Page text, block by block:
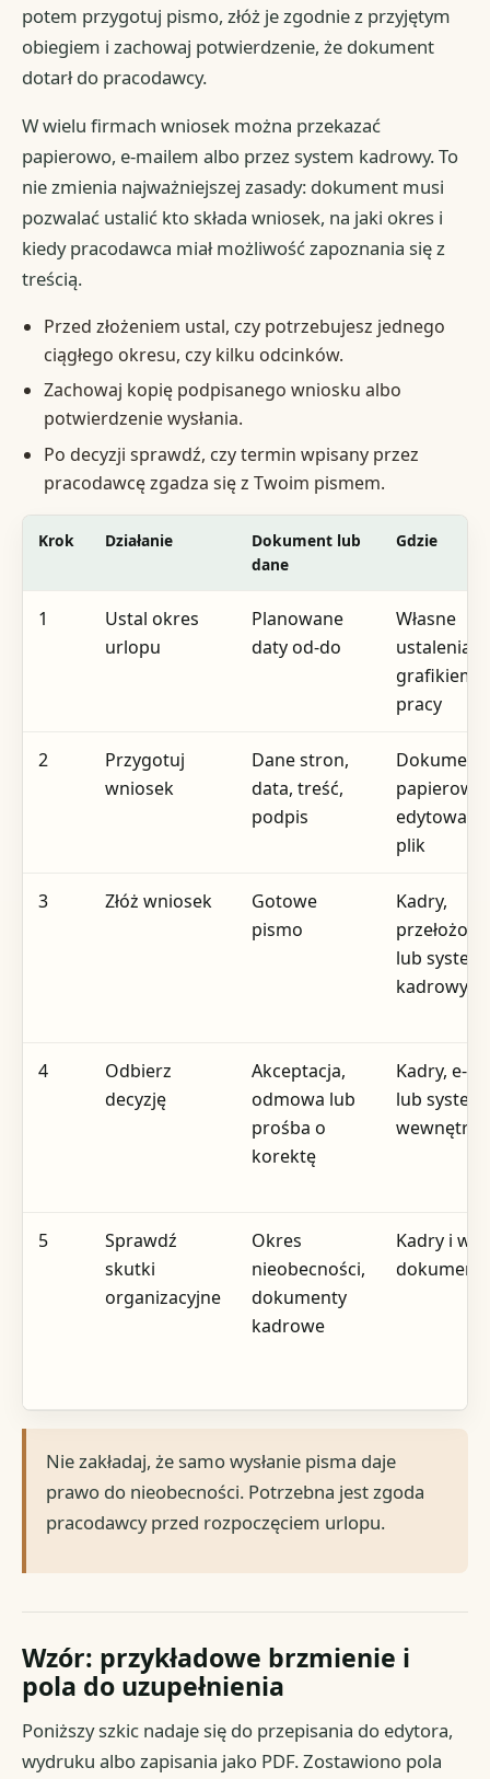
potem przygotuj pismo, złóż je zgodnie z przyjętym
obiegiem i zachowaj potwierdzenie, że dokument
dotarł do pracodawcy.
W wielu firmach wniosek można przekazać
papierowo, e-mailem albo przez system kadrowy. To
nie zmienia najważniejszej zasady: dokument musi
pozwalać ustalić kto składa wniosek, na jaki okres i
kiedy pracodawca miał możliwość zapoznania się z
treścią.
Przed złożeniem ustal, czy potrzebujesz jednego
ciągłego okresu, czy kilku odcinków.
Zachowaj kopię podpisanego wniosku albo
potwierdzenie wysłania.
Po decyzji sprawdź, czy termin wpisany przez
pracodawcę zgadza się z Twoim pismem.
Krok Działanie
Dokument lub
dane
Gdzie
1
Ustal okres
urlopu
Planowane
daty od-do
Własne
ustalenia z
grafikiem
pracy
2
Przygotuj
wniosek
Dane stron,
data, treść,
podpis
Dokument
papierowy
plik
3 Złóż wniosek
Gotowe
pismo
Kadry,
przełożony
lub system
kadrowy
4
Odbierz
decyzję
Akceptacja,
odmowa lub
prośba o
korektę
Kadry, e-
lub system
5
Sprawdź
skutki
organizacyjne
Okres
nieobecności,
dokumenty
kadrowe
Kadry i
Nie zakładaj, że samo wysłanie pisma daje
prawo do nieobecności. Potrzebna jest zgoda
pracodawcy przed rozpoczęciem urlopu.
Wzór: przykładowe brzmienie i
pola do uzupełnienia
Poniższy szkic nadaje się do przepisania do edytora,
wydruku albo zapisania jako PDF. Zostawiono pola